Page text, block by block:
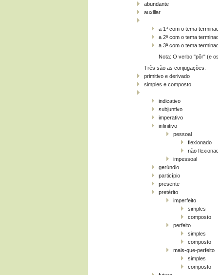
abundante
auxiliar
a 1ª com o tema
a 2ª com o tema
a 3ª com o tema
Nota: O verbo "pôr" (e
Três são as conjugações:
primitivo e derivado
simples e composto
indicativo
subjuntivo
imperativo
infinitivo
pessoal
flexionado
não
impessoal
gerúndio
particípio
presente
pretérito
imperfeito
simples
composto
perfeito
simples
composto
mais-que-perfeito
simples
composto